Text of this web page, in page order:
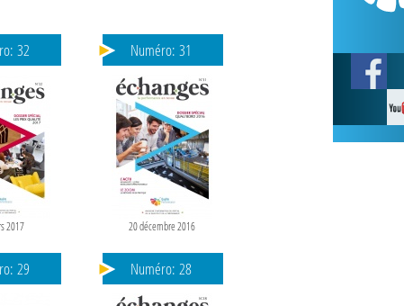
32
2017
Numéro: 31
20 décembre 2016
29 Numéro: 28